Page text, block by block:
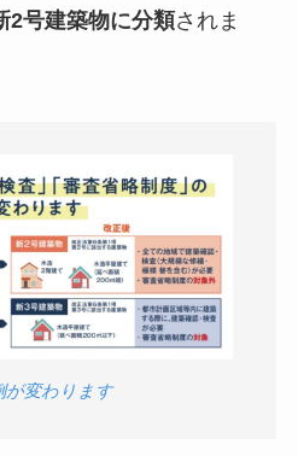
2号建築物に分類されま
が変わります